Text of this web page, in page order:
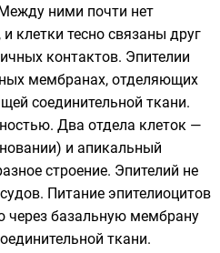
ними почти нет
клетки тесно связаны друг
контактов. Эпителии
мембранах, отделяющих
соединительной ткани.
Два отдела клеток —
и апикальный
строение. Эпителий не
Питание эпителиоцитов
через базальную мембрану
ткани.